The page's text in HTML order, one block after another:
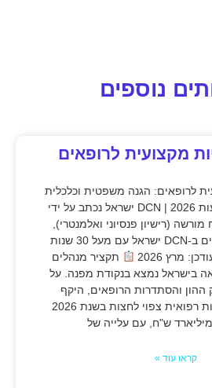
נוספים
מקצועית לרופאים
לרופאים: הגנה משפטית וכלכלית
מלאה מול גל התביעות 2026 | DCN ישראל נכתב על ידי
מורשה (רישיון פנסיוני ואלמנטרי),
מומחה לניהול סיכונים ב-DCN ישראל עם מעל 30 שנות
תקציר מנהלים
בישראל נמצא בנקודת מפנה. על
ההון והסתדרות הרופאים, היקף
התביעות בגין רשלנות רפואית צפוי לחצות בשנת 2026
קראו עוד »